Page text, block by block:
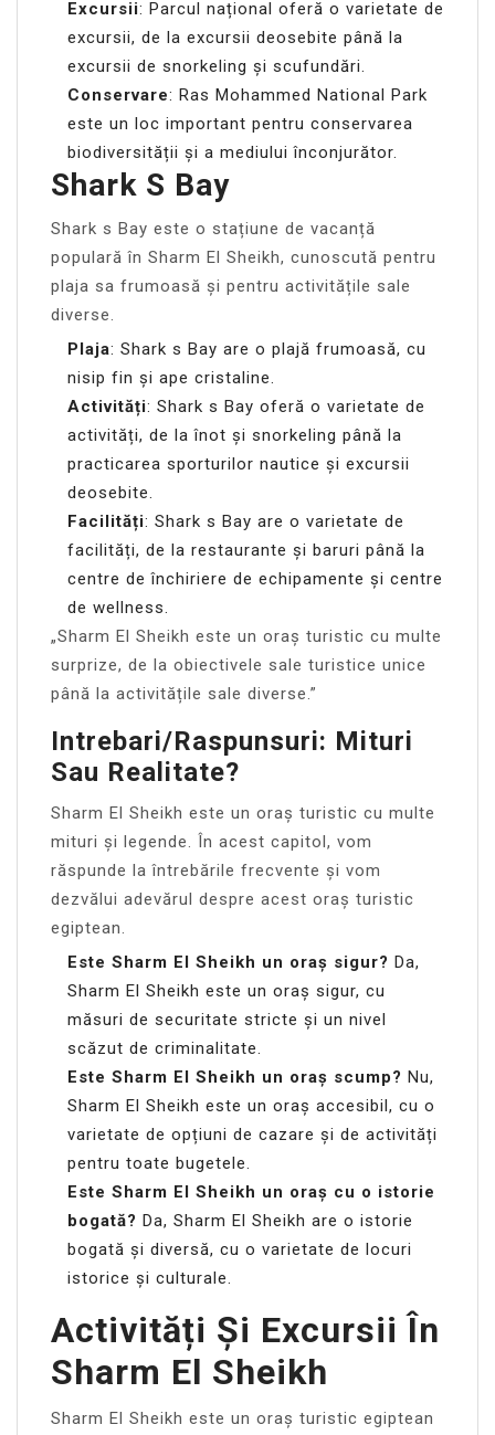
Excursii: Parcul național oferă o varietate de
excursii, de la excursii deosebite până la
excursii de snorkeling și scufundări.
Conservare: Ras Mohammed National Park
este un loc important pentru conservarea
biodiversității și a mediului înconjurător.
Shark S Bay
Shark s Bay este o stațiune de vacanță
populară în Sharm El Sheikh, cunoscută pentru
plaja sa frumoasă și pentru activitățile sale
diverse.
Plaja: Shark s Bay are o plajă frumoasă, cu
nisip fin și ape cristaline.
Activități: Shark s Bay oferă o varietate de
activități, de la înot și snorkeling până la
practicarea sporturilor nautice și excursii
deosebite.
Facilități: Shark s Bay are o varietate de
facilități, de la restaurante și baruri până la
centre de închiriere de echipamente și centre
de wellness.
„Sharm El Sheikh este un oraș turistic cu multe
surprize, de la obiectivele sale turistice unice
până la activitățile sale diverse.”
Intrebari/Raspunsuri: Mituri
Sau Realitate?
Sharm El Sheikh este un oraș turistic cu multe
mituri și legende. În acest capitol, vom
răspunde la întrebările frecvente și vom
dezvălui adevărul despre acest oraș turistic
egiptean.
Este Sharm El Sheikh un oraș sigur? Da,
Sharm El Sheikh este un oraș sigur, cu
măsuri de securitate stricte și un nivel
scăzut de criminalitate.
Este Sharm El Sheikh un oraș scump? Nu,
Sharm El Sheikh este un oraș accesibil, cu o
varietate de opțiuni de cazare și de activități
pentru toate bugetele.
Este Sharm El Sheikh un oraș cu o istorie
bogată? Da, Sharm El Sheikh are o istorie
bogată și diversă, cu o varietate de locuri
istorice și culturale.
Activități Și Excursii În
Sharm El Sheikh
Sharm El Sheikh este un oraș turistic egiptean